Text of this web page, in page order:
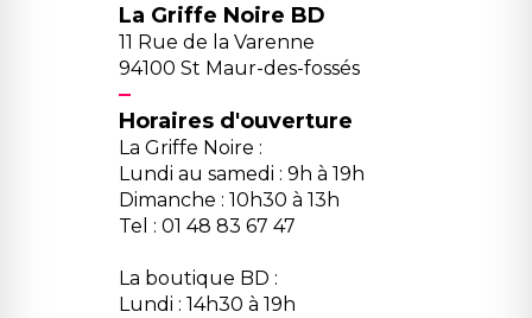
La Griffe Noire BD
11 Rue de la Varenne
94100 St Maur-des-fossés
Horaires d'ouverture
La Griffe Noire :
Lundi au samedi : 9h à 19h
Dimanche : 10h30 à 13h
Tel : 01 48 83 67 47
La boutique BD :
Lundi : 14h30 à 19h